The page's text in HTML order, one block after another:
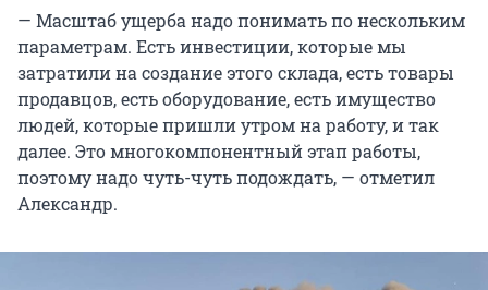
— Масштаб ущерба надо понимать по нескольким
параметрам. Есть инвестиции, которые мы
затратили на создание этого склада, есть товары
продавцов, есть оборудование, есть имущество
людей, которые пришли утром на работу, и так
далее. Это многокомпонентный этап работы,
поэтому надо чуть-чуть подождать, — отметил
Александр.